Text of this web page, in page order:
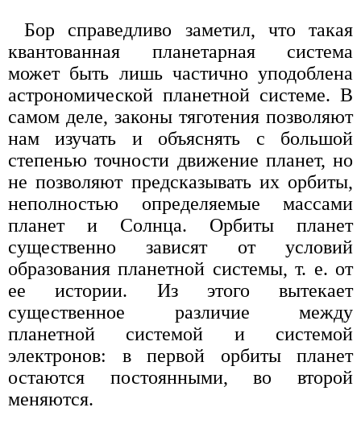
Бор справедливо заметил, что такая
квантованная планетарная система
может быть лишь частично уподоблена
астрономической планетной системе. В
самом деле, законы тяготения позволяют
нам изучать и объяснять с большой
степенью точности движение планет, но
не позволяют предсказывать их орбиты,
неполностью определяемые массами
планет и Солнца. Орбиты планет
существенно зависят от условий
образования планетной системы, т. е. от
ее истории. Из этого вытекает
существенное различие между
планетной системой и системой
электронов: в первой орбиты планет
остаются постоянными, во второй
меняются.